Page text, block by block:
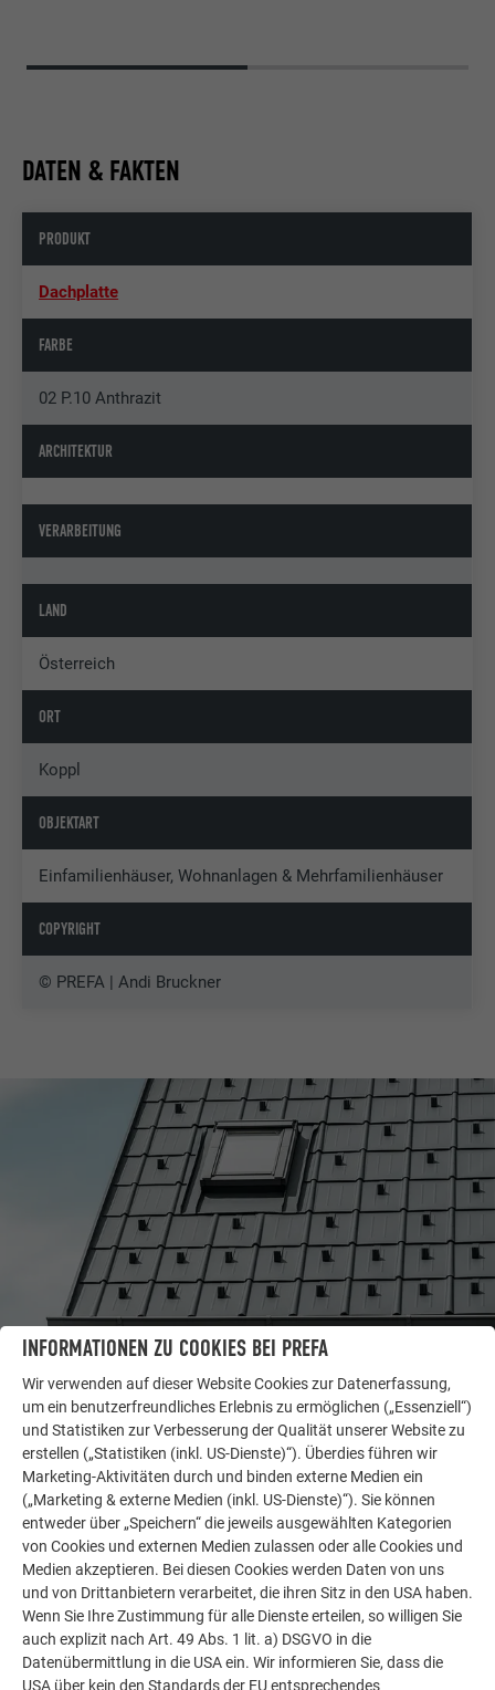
DATEN & FAKTEN
PRODUKT
Dachplatte
FARBE
02 P.10 Anthrazit
ARCHITEKTUR
VERARBEITUNG
LAND
Österreich
ORT
Koppl
OBJEKTART
Einfamilienhäuser, Wohnanlagen & Mehrfamilienhäuser
COPYRIGHT
© PREFA | Andi Bruckner
LASSEN SIE SICH INSPIRIEREN
Die PREFA Referenzgalerie zeigt, wie vielseitig
Aluminium eingesetzt werden kann. Entdecken Sie
weitere beeindruckende Projekte mit den langlebigen
PREFA Aluminiumlösungen für Dach, Solar und
Fassade.
MEHR REFERENZEN ANSEHEN
INFORMATIONEN ZU COOKIES BEI PREFA
Wir verwenden auf dieser Website Cookies zur Datenerfassung,
um ein benutzerfreundliches Erlebnis zu ermöglichen („Essenziell“)
und Statistiken zur Verbesserung der Qualität unserer Website zu
erstellen („Statistiken (inkl. US-Dienste)“). Überdies führen wir
Marketing-Aktivitäten durch und binden externe Medien ein
(„Marketing & externe Medien (inkl. US-Dienste)“). Sie können
entweder über „Speichern“ die jeweils ausgewählten Kategorien
von Cookies und externen Medien zulassen oder alle Cookies und
Medien akzeptieren. Bei diesen Cookies werden Daten von uns
und von Drittanbietern verarbeitet, die ihren Sitz in den USA haben.
Wenn Sie Ihre Zustimmung für alle Dienste erteilen, so willigen Sie
auch explizit nach Art. 49 Abs. 1 lit. a) DSGVO in die
Datenübermittlung in die USA ein. Wir informieren Sie, dass die
USA über kein den Standards der EU entsprechendes